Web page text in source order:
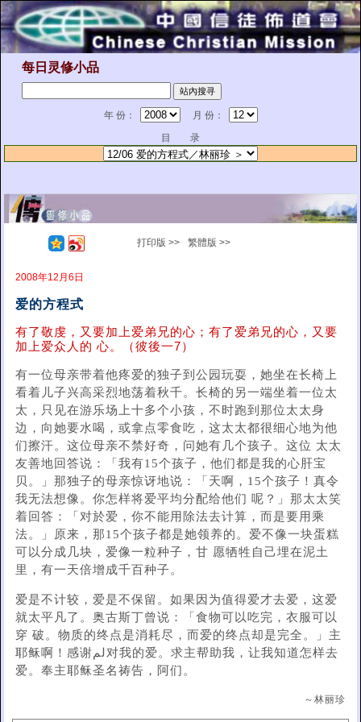
每日灵修小品
年 份：
月 份：
目 录
打印版 >> 繁體版 >>
2008年12月6日
爱的方程式
有了敬虔，又要加上爱弟兄的心；有了爱弟兄的心，又要
加上爱众人的 心。（彼後一7）
有一位母亲带着他疼爱的独子到公园玩耍，她坐在长椅上
看着儿子兴高采烈地荡着秋千。长椅的另一端坐着一位太
太，只见在游乐场上十多个小孩，不时跑到那位太太身
边，向她要水喝，或拿点零食吃，这太太都很细心地为他
们擦汗。这位母亲不禁好奇，问她有几个孩子。这位 太太
友善地回答说：「我有15个孩子，他们都是我的心肝宝
贝。」那独子的母亲惊讶地说：「天啊，15个孩子！真令
我无法想像。你怎样将爱平均分配给他们 呢？」那太太笑
着回答：「对於爱，你不能用除法去计算，而是要用乘
法。」原来，那15个孩子都是她领养的。爱不像一块蛋糕
可以分成几块，爱像一粒种子，甘 愿牺牲自己埋在泥土
里，有一天倍增成千百种子。
爱是不计较，爱是不保留。如果因为值得爱才去爱，这爱
就太平凡了。奥古斯丁曾说：「食物可以吃完，衣服可以
穿 破。物质的终点是消耗尽，而爱的终点却是完全。」主
耶稣啊！感谢لم对我的爱。求主帮助我，让我知道怎样去
爱。奉主耶稣圣名祷告，阿们。
～林丽珍